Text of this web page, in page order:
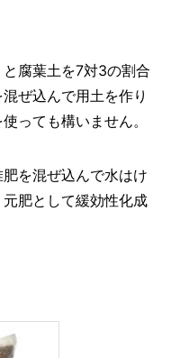
腐葉土を7対3の割合
ぜ込んで用土を作り
使っても構いません。
を混ぜ込んで水はけ
肥として緩効性化成